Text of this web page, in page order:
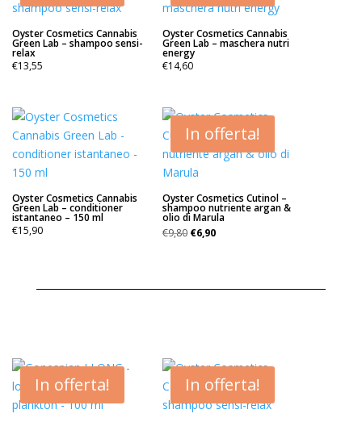
Oyster Cosmetics Cannabis
Green Lab – shampoo sensi-
relax
€13,55
Oyster Cosmetics Cannabis
Green Lab – maschera nutri
energy
€14,60
Oyster Cosmetics Cannabis
Green Lab – conditioner
istantaneo – 150 ml
€15,90
In offerta!
Oyster Cosmetics Cutinol –
shampoo nutriente argan &
olio di Marula
€9,80 Il
€9,80.
€6,90Il
€6,90.
In offerta! In offerta!